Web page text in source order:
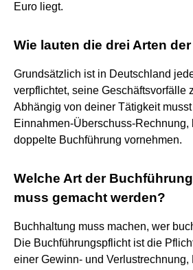
Euro liegt.
Wie lauten die drei Arten
Grundsätzlich ist in Deutschland
verpflichtet, seine Geschäftsvorfälle
Abhängig von deiner Tätigkeit
Einnahmen-Überschuss-Rechnung,
doppelte Buchführung vornehmen.
Welche Art der
muss gemacht werden?
Buchhaltung muss machen, wer
Die Buchführungspflicht ist die
einer Gewinn- und Verlustrechnung,